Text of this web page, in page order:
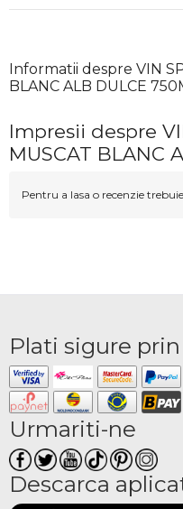
Informatii despre VIN
BLANC ALB DULCE
Impresii despre
MUSCAT BLANC
Pentru a lasa o recenzie
Plati sigure prin
Urmariti-ne
Descarca